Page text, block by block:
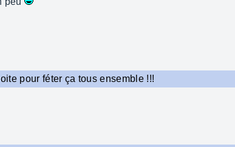
pour féter ça tous ensemble !!!